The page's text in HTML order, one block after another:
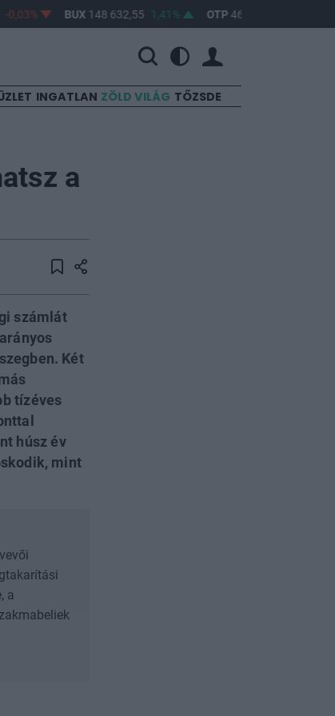
BUX148 632,55 1,41% OTP46 890
INGATLAN ZÖLD VILÁG TŐZSDE
a
számlát
Két
tízéves
húsz év
mint
a